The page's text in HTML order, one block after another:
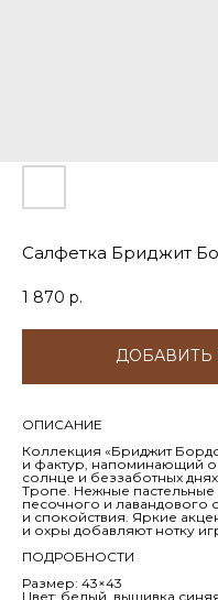
Салфетка Бриджит
1 870 р.
ДОБАВИТЬ
ОПИСАНИЕ
Коллекция «Бриджит
и фактур, напоминающий о
солнце и беззаботных
Тропе. Нежные пастельные
песочного и лавандового
и спокойствия. Яркие
и охры добавляют нотку
ПОДРОБНОСТИ
Размер: 43×43
Цвет: белый, вышивка